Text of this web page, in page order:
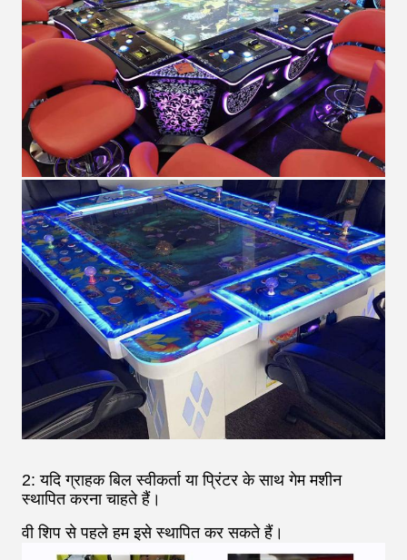
2: यदि ग्राहक बिल स्वीकर्ता या प्रिंटर के साथ गेम मशीन
स्थापित करना चाहते हैं।
वी शिप से पहले हम इसे स्थापित कर सकते हैं।